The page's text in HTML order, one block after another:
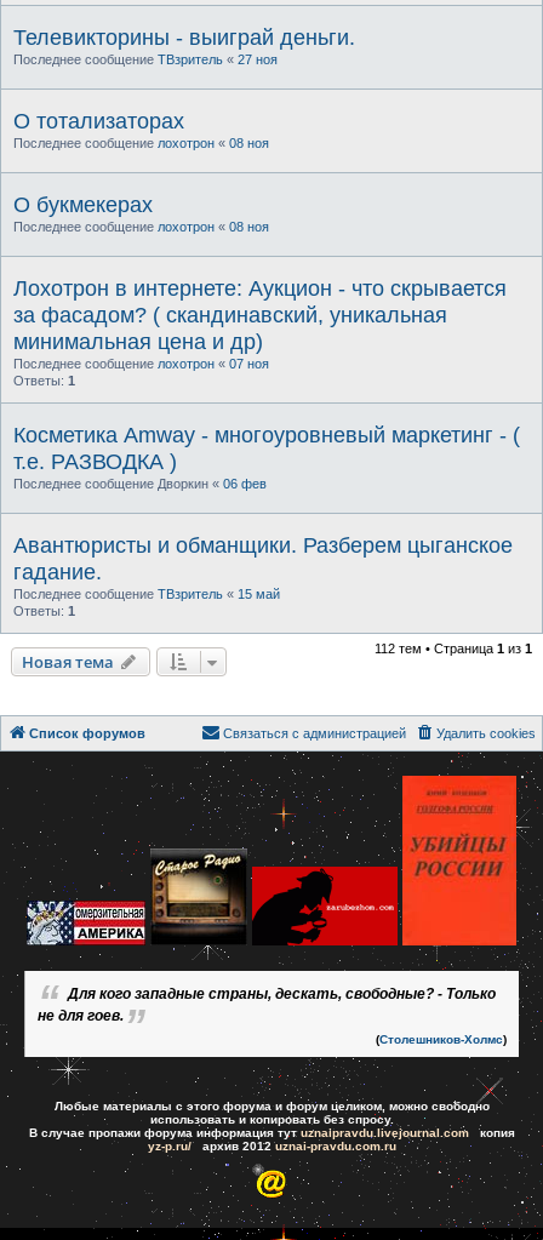
Телевикторины - выиграй деньги.
Последнее сообщение ТВзритель « 27 ноя
О тотализаторах
Последнее сообщение лохотрон « 08 ноя
О букмекерах
Последнее сообщение лохотрон « 08 ноя
Лохотрон в интернете: Аукцион - что скрывается
за фасадом? ( скандинавский, уникальная
минимальная цена и др)
Последнее сообщение лохотрон « 07 ноя
Ответы: 1
Косметика Amway - многоуровневый маркетинг - (
т.е. РАЗВОДКА )
Последнее сообщение Дворкин « 06 фев
Авантюристы и обманщики. Разберем цыганское
гадание.
Последнее сообщение ТВзритель « 15 май
Ответы: 1
Новая тема
112 тем • Страница 1 из 1
Список форумов Удалить cookies
Связаться с администрацией
Для кого западные страны, дескать, свободные? - Только
не для гоев.
(Столешников-Холмс)
Любые материалы с этого форума и форум целиком, можно свободно
использовать и копировать без спросу.
В случае пропажи форума информация тутuznaipravdu.livejournal.comкопия
yz-p.ru/архив 2012uznai-pravdu.com.ru